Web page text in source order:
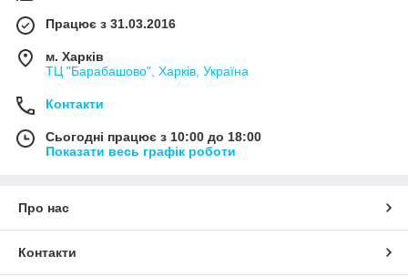
Працює з 31.03.2016
м. Харків
ТЦ "Барабашово", Харків, Україна
Контакти
Сьогодні працює з 10:00 до 18:00
Показати весь графік роботи
Про нас
Контакти